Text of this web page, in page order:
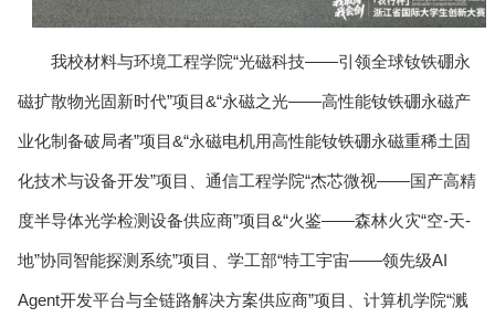
我校材料与环境工程学院“光磁科技——引领全球钕铁硼永
磁扩散物光固新时代”项目&“永磁之光——高性能钕铁硼永磁产
业化制备破局者”项目&“永磁电机用高性能钕铁硼永磁重稀土固
化技术与设备开发”项目、通信工程学院“杰芯微视——国产高精
度半导体光学检测设备供应商”项目&“火鉴——森林火灾“空-天-
地”协同智能探测系统”项目、学工部“特工宇宙——领先级AI
Agent开发平台与全链路解决方案供应商”项目、计算机学院“溅